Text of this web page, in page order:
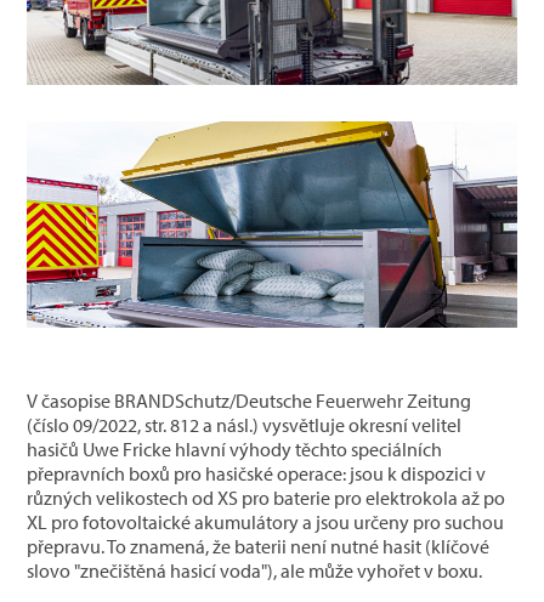
V časopise BRANDSchutz/Deutsche Feuerwehr Zeitung
(číslo 09/2022, str. 812 a násl.) vysvětluje okresní velitel
hasičů Uwe Fricke hlavní výhody těchto speciálních
přepravních boxů pro hasičské operace: jsou k dispozici v
různých velikostech od XS pro baterie pro elektrokola až po
XL pro fotovoltaické akumulátory a jsou určeny pro suchou
přepravu. To znamená, že baterii není nutné hasit (klíčové
slovo "znečištěná hasicí voda"), ale může vyhořet v boxu.